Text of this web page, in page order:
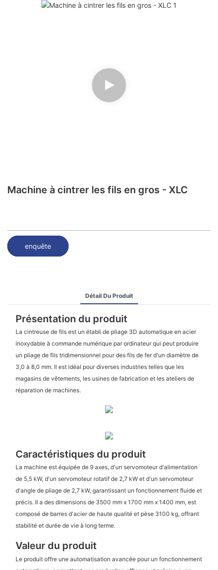
Machine à cintrer les fils en gros - XLC
enquête
Détail Du Produit
Présentation du produit
La cintreuse de fils est un établi de pliage 3D automatique en acier
inoxydable à commande numérique par ordinateur qui peut produire
un pliage de fils tridimensionnel pour des fils de fer d'un diamètre de
3,0 à 8,0 mm. Il est idéal pour diverses industries telles que les
magasins de vêtements, les usines de fabrication et les ateliers de
réparation de machines.
Caractéristiques du produit
La machine est équipée de 9 axes, d'un servomoteur d'alimentation
de 5,5 kW, d'un servomoteur rotatif de 2,7 kW et d'un servomoteur
d'angle de pliage de 2,7 kW, garantissant un fonctionnement fluide et
précis. Il a des dimensions de 3500 mm x 1700 mm x 1400 mm, est
composé de barres d'acier de haute qualité et pèse 3100 kg, offrant
stabilité et durée de vie à long terme.
Valeur du produit
Le produit offre une automatisation avancée pour un fonctionnement